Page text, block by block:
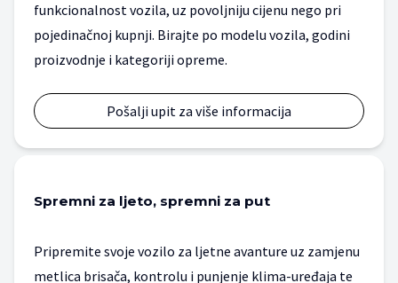
funkcionalnost vozila, uz povoljniju cijenu nego pri
pojedinačnoj kupnji. Birajte po modelu vozila, godini
proizvodnje i kategoriji opreme.
Pošalji upit za više informacija
Spremni za ljeto, spremni za put
Pripremite svoje vozilo za ljetne avanture uz zamjenu
metlica brisača, kontrolu i punjenje klima-uređaja te